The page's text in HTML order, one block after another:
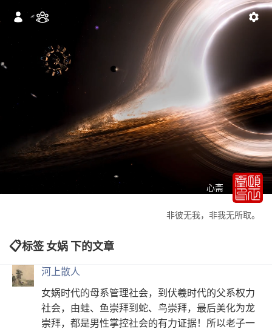
心斋
非彼无我，非我无所取。
标签 女娲 下的文章
河上散人
女娲时代的​母系管理社会，到伏羲时代的父系权力
社会，由蛙、鱼崇拜到蛇、鸟崇拜，最后美化为龙
崇拜，都是男性掌控社会的有力证据！所以老子一